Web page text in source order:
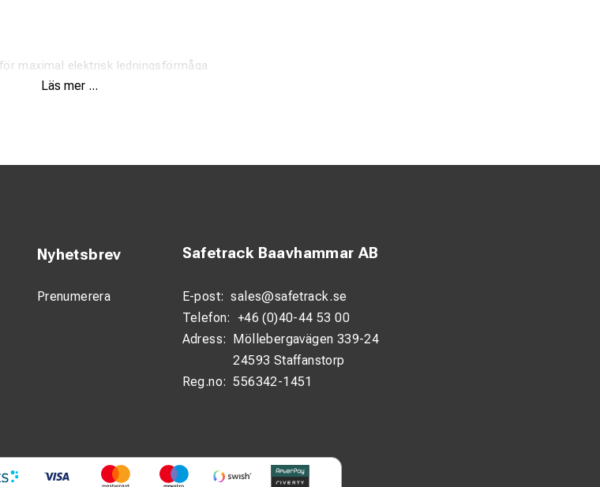
maximal elektrisk ledningsförmåga
mot korrosion
en stabil och säker anslutning i elektriska installationer.
och förlänger produktens livslängd, även i krävande miljöer.
ledare i både klass 2 och klass 5.
passform enligt DIN 46235 säkerställs en enkel och säker
det lätt att identifiera rätt dimension och applikation.
Läs mer ...
Nyhetsbrev
Prenumerera
Safetrack Baavhammar AB
E-post: sales@safetrack.se
Telefon: +46 (0)40-44 53 00
Adress: Möllebergavägen 339-24
24593 Staffanstorp
Reg.no: 556342-1451